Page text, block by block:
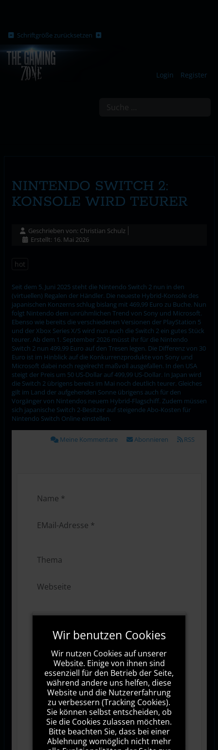
Schriftgröße zurücksetzen
Login Register
NINTENDO SWITCH 2:
KONSOLE WIRD TEURER
Geschrieben von: Christian Schulz
Erstellt: 16. Mai 2026
hot
Seit dem 5. Juni 2025 steht die Nintendo Switch 2 nun in den
(virtuellen) Regalen der Händler. Die neueste Hybrid-Konsole des
japanischen Konzerns schlug bislang mit 469,99 Euro zu Buche. Nun
folgt Nintendo dem unrühmlichen Trend von Sony und Microsoft.
Ebenso wie bereits die verschiedenen Versionen der PlayStation 5
und der Xbox Series X/S wird nun auch die Switch 2 ein gutes Stück
teurer. Ab dem 1. September 2026 müsst ihr für die Nintendo
Switch 2 nun 499,99 Euro auf den Tresen legen. Die Differenz von 30
Euro ist im Hinblick auf die Konkurrenzprodukte von Sony und
Microsoft dabei noch regelrecht maßvoll ausgefallen. In den USA
steigt der Preis um 50 US-Dollar auf 499,99 US-Dollar. In Japan wird
die Switch 2 übrigens bereits im Mai noch deutlich teurer. Gleiches
gilt im Land der aufgehenden Sonne übrigens auch für den
Vorgänger von Nintendos neuem Hybrid-Flagschiff. Zudem müssen
sich japanische Switch 2-Besitzer auf steigende Abo-Kosten für
Nintendo Switch Online einstellen.
Meine Kommentare Abonnieren RSS
1000Zeichen übrig
Wir benutzen Cookies
Wir nutzen Cookies auf unserer
Website. Einige von ihnen sind
essenziell für den Betrieb der Seite,
während andere uns helfen, diese
Website und die Nutzererfahrung
zu verbessern (Tracking Cookies).
Sie können selbst entscheiden, ob
Sie die Cookies zulassen möchten.
Bitte beachten Sie, dass bei einer
Ablehnung womöglich nicht mehr